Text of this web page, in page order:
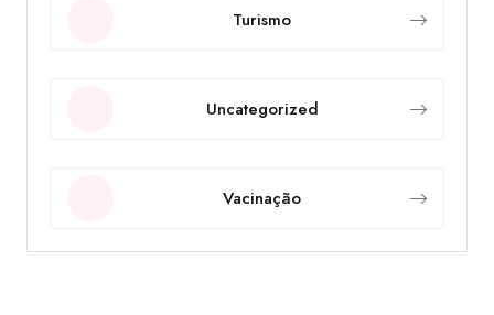
Turismo
Uncategorized
Vacinação